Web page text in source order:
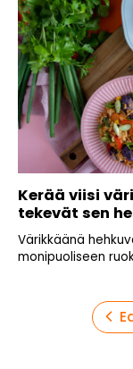
Kerää viisi
tekevät sen
Värikkäänä
monipuoliseen